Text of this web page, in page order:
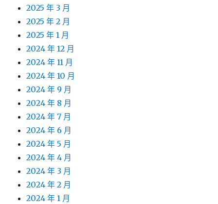
2025 年 3 月
2025 年 2 月
2025 年 1 月
2024 年 12 月
2024 年 11 月
2024 年 10 月
2024 年 9 月
2024 年 8 月
2024 年 7 月
2024 年 6 月
2024 年 5 月
2024 年 4 月
2024 年 3 月
2024 年 2 月
2024 年 1 月